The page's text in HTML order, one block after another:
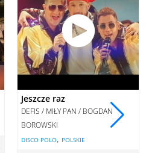
Jeszcze raz
DEFIS / MIŁY PAN / BOGDAN
BOROWSKI
DISCO POLO, POLSKIE